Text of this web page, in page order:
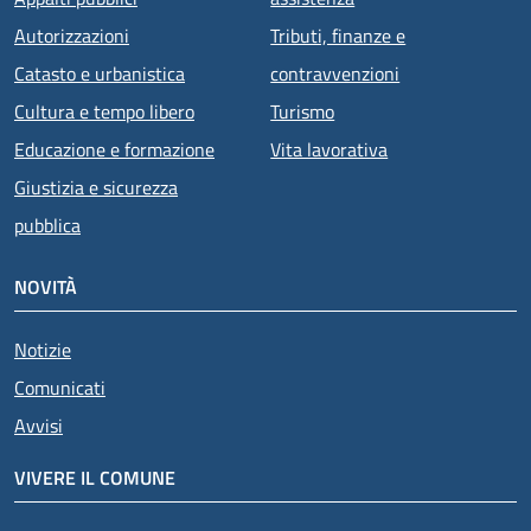
Autorizzazioni
Catasto e urbanistica
Cultura e tempo libero
Educazione e formazione
Giustizia e sicurezza
pubblica
Tributi, finanze e
contravvenzioni
Turismo
Vita lavorativa
NOVITÀ
Notizie
Comunicati
Avvisi
VIVERE IL COMUNE